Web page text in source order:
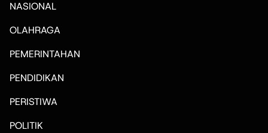
NASIONAL
OLAHRAGA
PEMERINTAHAN
PENDIDIKAN
PERISTIWA
POLITIK